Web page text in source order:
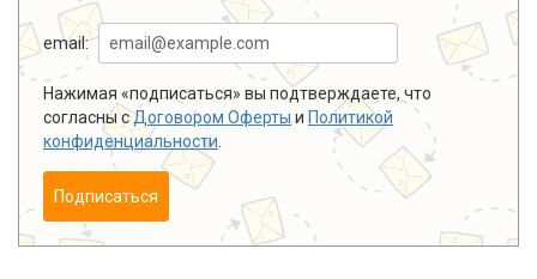
email:
Нажимая «подписаться» вы подтверждаете, что
согласны сДоговором Оферты и Политикой
конфиденциальности
Подписаться